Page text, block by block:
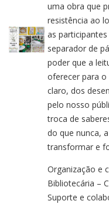
uma obra que
resistência ao
as
separador de
poder que a
oferecer para
claro, dos
pelo nosso
troca de
do que nunca,
transformar e
Organização e
Bibliotecária –
Suporte e